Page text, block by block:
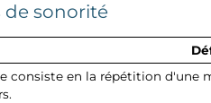
de sonorité
consiste en la répétition d'une